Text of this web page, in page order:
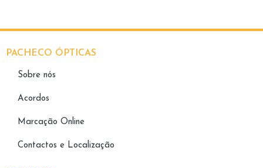
PACHECO ÓPTICAS
Sobre nós
Acordos
Marcação Online
Contactos e Localização